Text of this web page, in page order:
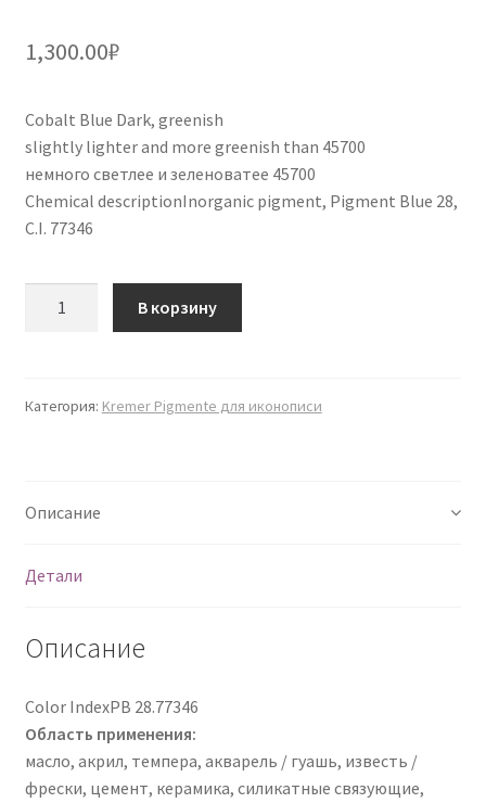
1,300.00₽
Cobalt Blue Dark, greenish
slightly lighter and more greenish than 45700
немного светлее и зеленоватее 45700
Chemical descriptionInorganic pigment, Pigment Blue 28,
C.I. 77346
синий
В корзину
Категория: Kremer Pigmente для иконописи
Описание
Детали
Описание
Color IndexPB 28.77346
Область применения:
масло, акрил, темпера, акварель / гуашь, известь /
фрески, цемент, керамика, силикатные связующие,